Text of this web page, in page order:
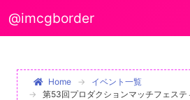
@imcgborder
Home
イベント一覧
第53回プロダクションマッチフェス